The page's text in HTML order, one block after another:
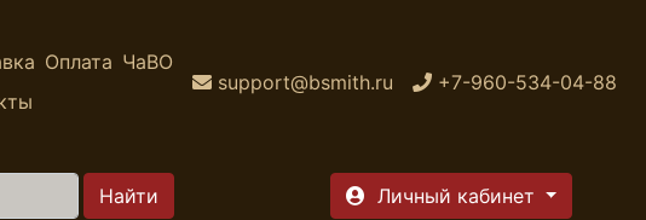
Оплата ЧаВО
support@bsmith.ru +7-960-534-04-88
Личный кабинет